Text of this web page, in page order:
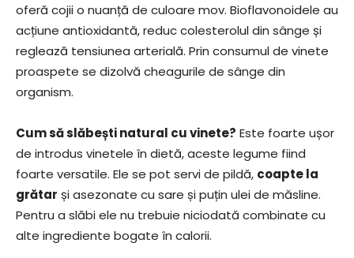
oferă cojii o nuanță de culoare mov. Bioflavonoidele au
acțiune antioxidantă, reduc colesterolul din sânge și
reglează tensiunea arterială. Prin consumul de vinete
proaspete se dizolvă cheagurile de sânge din
organism.
Cum să slăbești natural cu vinete? Este foarte ușor
de introdus vinetele în dietă, aceste legume fiind
foarte versatile. Ele se pot servi de pildă, coapte la
grătar și asezonate cu sare și puțin ulei de măsline.
Pentru a slăbi ele nu trebuie niciodată combinate cu
alte ingrediente bogate în calorii.